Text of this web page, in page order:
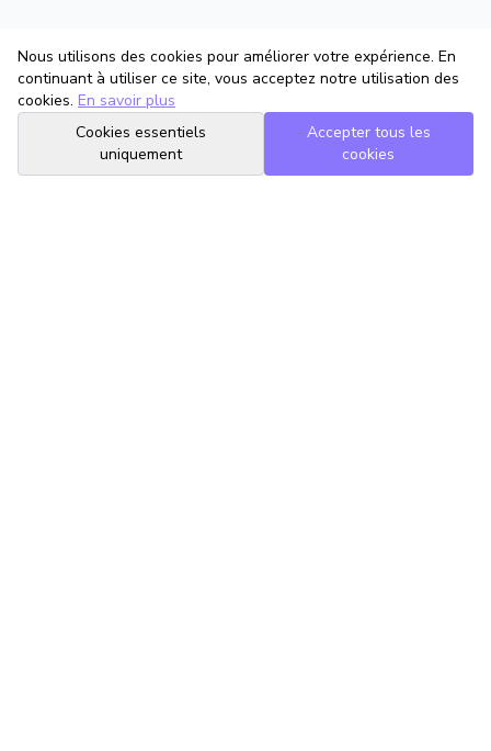
Nous utilisons des cookies pour améliorer votre expérience. En
continuant à utiliser ce site, vous acceptez notre utilisation des
cookies. En savoir plus
Cookies essentiels
uniquement
Accepter tous les
cookies